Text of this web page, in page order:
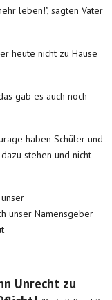
leben!", sagten Vater
heute nicht zu Hause
gab es auch noch
haben Schüler und
stehen und nicht
unser Namensgeber
Unrecht zu